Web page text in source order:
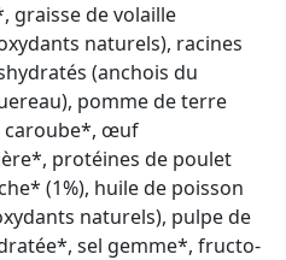
graisse de volaille
naturels), racines
(anchois du
pomme de terre
caroube*, œuf
protéines de poulet
(1%), huile de poisson
naturels), pulpe de
sel gemme*, fructo-